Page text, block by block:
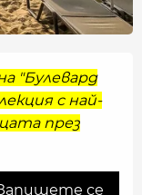
"Булевард
с най-
през